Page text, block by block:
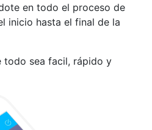
en todo el proceso de
inicio hasta el final de la
todo sea facil, rápido y